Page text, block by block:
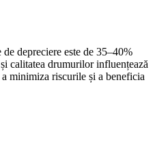
depreciere este de 35–40%
calitatea drumurilor influențează
minimiza riscurile și a beneficia